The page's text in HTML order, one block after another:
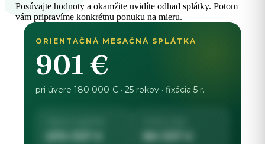
Posúvajte hodnoty a okamžite uvidíte odhad splátky. Potom
vám pripravíme konkrétnu ponuku na mieru.
ORIENTAČNÁ MESAČNÁ SPLÁTKA
901 €
pri úvere 180 000 € · 25 rokov · fixácia 5 r.
270 337 € 90 337 €